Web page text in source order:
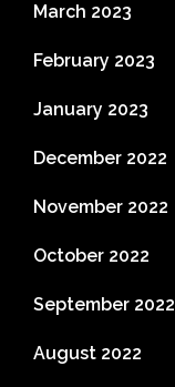
March 2023
February 2023
January 2023
December 2022
November 2022
October 2022
September 2022
August 2022